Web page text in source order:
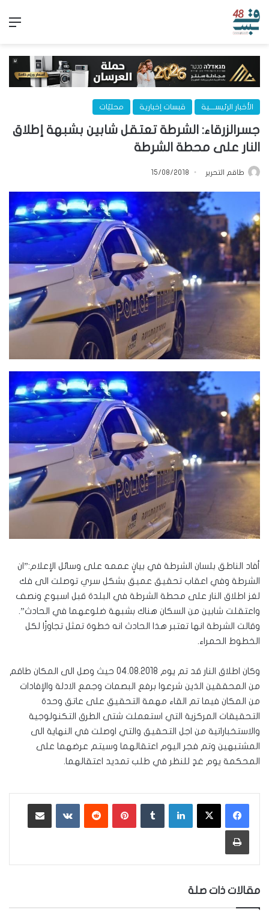
الأخبار الرئيســـية قبسات إخبارية محليّات
جسرالزرقاء: الشرطة تعتقل شابين بشبهة إطلاق
النار على محطة الشرطة
طاقم التحرير 15/08/2018
أفاد الناطق بلسان الشرطة في بيانٍ عممه على وسائل الإعلام:”ان
الشرطة وفي اعقاب تحقيق عميق بشكل سري توصلت الى فك
لغز اطلاق النار على محطة الشرطة في البلدة قبل اسبوع ونصف
واعتقلت شابين من السكان هناك بشبهة ضلوعهما في الحادث”.
وقالت الشرطة انها تعتبر هذا الحادث انه خطوة تمثل تجاوزًا لكل
الخطوط الحمراء.
وكان اطلاق النار قد تم يوم 04.08.2018 حيث وصل الى المكان طاقم
من المحققين الذين شرعوا برفع البصمات وجمع الادلة والإفادات
من المكان فيما تم القاء مهمة التحقيق على عاتق وحدة
التحقيقات المركزية التي استعملت شتى الطرق التكنولوجية
والاستخباراتية من اجل التحقيق والتي اوصلت في النهاية الى
المشتبهين وتم فجر اليوم اعتقالهما وسيتم عرضهما على
المحكمة يوم غدٍ للنظر في طلب تمديد اعتقالهما.
لينكدإن بينتيريست ‏VKontakte
طباعة
مقالات ذات صلة